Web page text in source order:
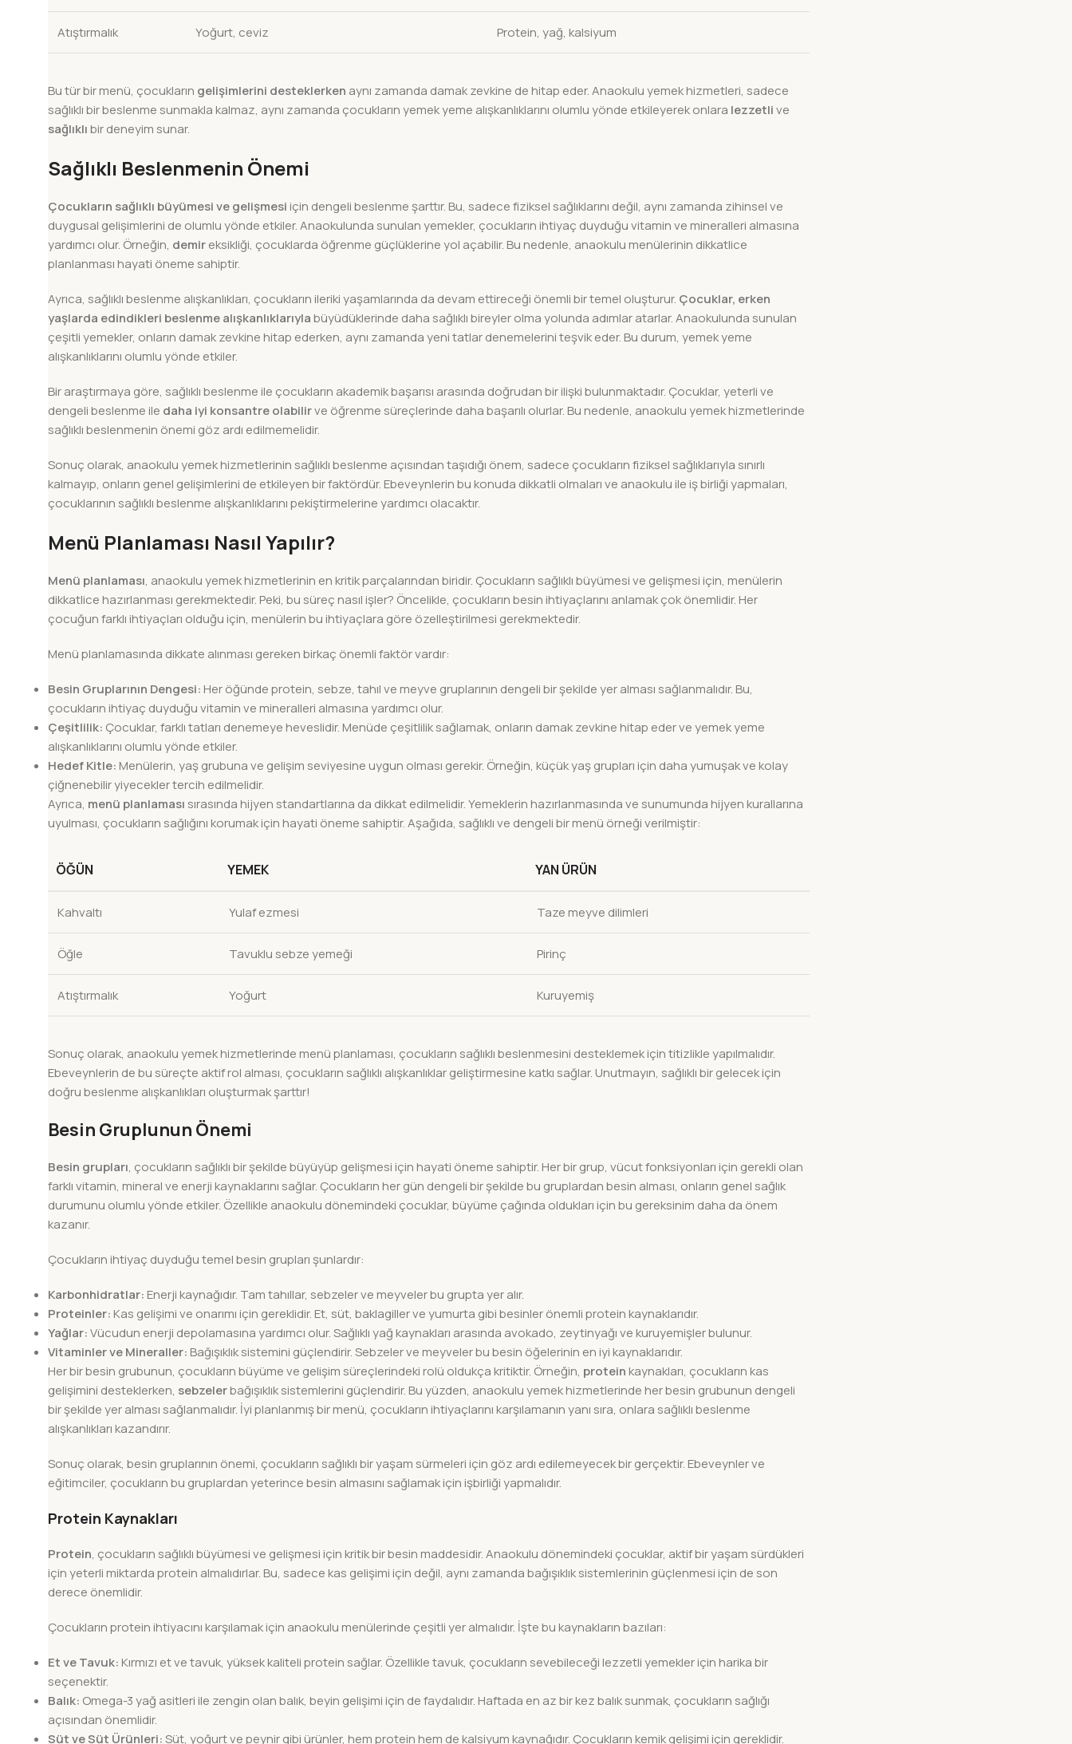
Atıştırmalık Yoğurt, ceviz Protein, yağ, kalsiyum
Bu tür bir menü, çocukların gelişimlerini desteklerken aynı zamanda damak zevkine de hitap eder. Anaokulu yemek hizmetleri, sadece
sağlıklı bir beslenme sunmakla kalmaz, aynı zamanda çocukların yemek yeme alışkanlıklarını olumlu yönde etkileyerek onlara lezzetlive
sağlıklıbir deneyim sunar.
Sağlıklı Beslenmenin Önemi
Çocukların sağlıklı büyümesi ve gelişmesi için dengeli beslenme şarttır. Bu, sadece fiziksel sağlıklarını değil, aynı zamanda zihinsel ve
duygusal gelişimlerini de olumlu yönde etkiler. Anaokulunda sunulan yemekler, çocukların ihtiyaç duyduğu vitamin ve mineralleri almasına
yardımcı olur. Örneğin, demireksikliği, çocuklarda öğrenme güçlüklerine yol açabilir. Bu nedenle, anaokulu menülerinin dikkatlice
planlanması hayati öneme sahiptir.
Ayrıca, sağlıklı beslenme alışkanlıkları, çocukların ileriki yaşamlarında da devam ettireceği önemli bir temel oluşturur. Çocuklar, erken
yaşlarda edindikleri beslenme alışkanlıklarıylabüyüdüklerinde daha sağlıklı bireyler olma yolunda adımlar atarlar. Anaokulunda sunulan
çeşitli yemekler, onların damak zevkine hitap ederken, aynı zamanda yeni tatlar denemelerini teşvik eder. Bu durum, yemek yeme
alışkanlıklarını olumlu yönde etkiler.
Bir araştırmaya göre, sağlıklı beslenme ile çocukların akademik başarısı arasında doğrudan bir ilişki bulunmaktadır. Çocuklar, yeterli ve
dengeli beslenme ile daha iyi konsantre olabilirve öğrenme süreçlerinde daha başarılı olurlar. Bu nedenle, anaokulu yemek hizmetlerinde
sağlıklı beslenmenin önemi göz ardı edilmemelidir.
Sonuç olarak, anaokulu yemek hizmetlerinin sağlıklı beslenme açısından taşıdığı önem, sadece çocukların fiziksel sağlıklarıyla sınırlı
kalmayıp, onların genel gelişimlerini de etkileyen bir faktördür. Ebeveynlerin bu konuda dikkatli olmaları ve anaokulu ile iş birliği yapmaları,
çocuklarının sağlıklı beslenme alışkanlıklarını pekiştirmelerine yardımcı olacaktır.
Menü Planlaması Nasıl Yapılır?
Menü planlaması, anaokulu yemek hizmetlerinin en kritik parçalarından biridir. Çocukların sağlıklı büyümesi ve gelişmesi için, menülerin
dikkatlice hazırlanması gerekmektedir. Peki, bu süreç nasıl işler? Öncelikle, çocukların besin ihtiyaçlarını anlamak çok önemlidir. Her
çocuğun farklı ihtiyaçları olduğu için, menülerin bu ihtiyaçlara göre özelleştirilmesi gerekmektedir.
Menü planlamasında dikkate alınması gereken birkaç önemli faktör vardır:
Besin Gruplarının Dengesi: Her öğünde protein, sebze, tahıl ve meyve gruplarının dengeli bir şekilde yer alması sağlanmalıdır. Bu,
çocukların ihtiyaç duyduğu vitamin ve mineralleri almasına yardımcı olur.
Çeşitlilik: Çocuklar, farklı tatları denemeye heveslidir. Menüde çeşitlilik sağlamak, onların damak zevkine hitap eder ve yemek yeme
alışkanlıklarını olumlu yönde etkiler.
Hedef Kitle: Menülerin, yaş grubuna ve gelişim seviyesine uygun olması gerekir. Örneğin, küçük yaş grupları için daha yumuşak ve kolay
çiğnenebilir yiyecekler tercih edilmelidir.
Ayrıca, menü planlaması sırasında hijyen standartlarına da dikkat edilmelidir. Yemeklerin hazırlanmasında ve sunumunda hijyen kurallarına
uyulması, çocukların sağlığını korumak için hayati öneme sahiptir. Aşağıda, sağlıklı ve dengeli bir menü örneği verilmiştir:
ÖĞÜN YEMEK YAN ÜRÜN
Kahvaltı Yulaf ezmesi Taze meyve dilimleri
Öğle Tavuklu sebze yemeği Pirinç
Atıştırmalık Yoğurt Kuruyemiş
Sonuç olarak, anaokulu yemek hizmetlerinde menü planlaması, çocukların sağlıklı beslenmesini desteklemek için titizlikle yapılmalıdır.
Ebeveynlerin de bu süreçte aktif rol alması, çocukların sağlıklı alışkanlıklar geliştirmesine katkı sağlar. Unutmayın, sağlıklı bir gelecek için
doğru beslenme alışkanlıkları oluşturmak şarttır!
Besin Gruplunun Önemi
Besin grupları, çocukların sağlıklı bir şekilde büyüyüp gelişmesi için hayati öneme sahiptir. Her bir grup, vücut fonksiyonları için gerekli olan
farklı vitamin, mineral ve enerji kaynaklarını sağlar. Çocukların her gün dengeli bir şekilde bu gruplardan besin alması, onların genel sağlık
durumunu olumlu yönde etkiler. Özellikle anaokulu dönemindeki çocuklar, büyüme çağında oldukları için bu gereksinim daha da önem
kazanır.
Çocukların ihtiyaç duyduğu temel besin grupları şunlardır:
Karbonhidratlar: Enerji kaynağıdır. Tam tahıllar, sebzeler ve meyveler bu grupta yer alır.
Proteinler: Kas gelişimi ve onarımı için gereklidir. Et, süt, baklagiller ve yumurta gibi besinler önemli protein kaynaklarıdır.
Yağlar:Vücudun enerji depolamasına yardımcı olur. Sağlıklı yağ kaynakları arasında avokado, zeytinyağı ve kuruyemişler bulunur.
Vitaminler ve Mineraller: Bağışıklık sistemini güçlendirir. Sebzeler ve meyveler bu besin öğelerinin en iyi kaynaklarıdır.
Her bir besin grubunun, çocukların büyüme ve gelişim süreçlerindeki rolü oldukça kritiktir. Örneğin, protein kaynakları, çocukların kas
gelişimini desteklerken, sebzelerbağışıklık sistemlerini güçlendirir. Bu yüzden, anaokulu yemek hizmetlerinde her besin grubunun dengeli
bir şekilde yer alması sağlanmalıdır. İyi planlanmış bir menü, çocukların ihtiyaçlarını karşılamanın yanı sıra, onlara sağlıklı beslenme
alışkanlıkları kazandırır.
Sonuç olarak, besin gruplarının önemi, çocukların sağlıklı bir yaşam sürmeleri için göz ardı edilemeyecek bir gerçektir. Ebeveynler ve
eğitimciler, çocukların bu gruplardan yeterince besin almasını sağlamak için işbirliği yapmalıdır.
Protein Kaynakları
Protein, çocukların sağlıklı büyümesi ve gelişmesi için kritik bir besin maddesidir. Anaokulu dönemindeki çocuklar, aktif bir yaşam sürdükleri
için yeterli miktarda protein almalıdırlar. Bu, sadece kas gelişimi için değil, aynı zamanda bağışıklık sistemlerinin güçlenmesi için de son
derece önemlidir.
Çocukların protein ihtiyacını karşılamak için anaokulu menülerinde çeşitli yer almalıdır. İşte bu kaynakların bazıları:
Et ve Tavuk: Kırmızı et ve tavuk, yüksek kaliteli protein sağlar. Özellikle tavuk, çocukların sevebileceği lezzetli yemekler için harika bir
seçenektir.
Balık: Omega-3 yağ asitleri ile zengin olan balık, beyin gelişimi için de faydalıdır. Haftada en az bir kez balık sunmak, çocukların sağlığı
açısından önemlidir.
Süt ve Süt Ürünleri:Süt, yoğurt ve peynir gibi ürünler, hem protein hem de kalsiyum kaynağıdır. Çocukların kemik gelişimi için gereklidir.